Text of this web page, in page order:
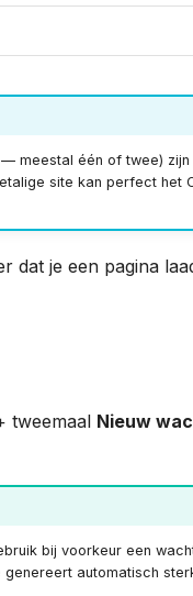
meestal één of twee)
site kan perfect het
dat je een pagina
tweemaal Nieuw
bij voorkeur een
automatisch